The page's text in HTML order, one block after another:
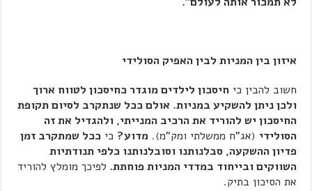
איזון בין המניות לבין האפיק הסולידי
חשוב להבין כיחיסכון לילדים מוגדר כחיסכון לטווח ארוך
ולכן ניתן להשקיע במניות. אולם ככל שנתקרב לסיום תקופת
החיסכון יש להוריד את הרכיב המנייתי, ולהגדיל את זה
הסולידי (אג"ח ממשלתי ומק"מ).מדוע? כיככל שמתקרב זמן
פדיון ההשקעה, סבלנותנו וסובלנותנו כלפי תנודתיות
השווקים ובייחוד במדדי המניות פוחתת. לפיכך מומלץ להוריד
את הסיכון בתיק.